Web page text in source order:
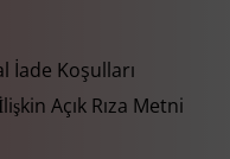
İade Koşulları
Açık Rıza Metni